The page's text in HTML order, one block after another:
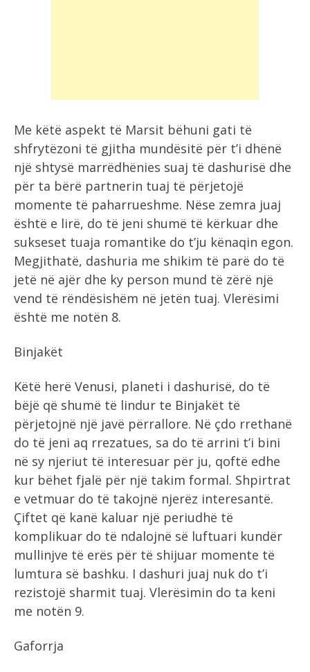
Me këtë aspekt të Marsit bëhuni gati të
shfrytëzoni të gjitha mundësitë për t’i dhënë
një shtysë marrëdhënies suaj të dashurisë dhe
për ta bërë partnerin tuaj të përjetojë
momente të paharrueshme. Nëse zemra juaj
është e lirë, do të jeni shumë të kërkuar dhe
sukseset tuaja romantike do t’ju kënaqin egon.
Megjithatë, dashuria me shikim të parë do të
jetë në ajër dhe ky person mund të zërë një
vend të rëndësishëm në jetën tuaj. Vlerësimi
është me notën 8.
Binjakët
Këtë herë Venusi, planeti i dashurisë, do të
bëjë që shumë të lindur te Binjakët të
përjetojnë një javë përrallore. Në çdo rrethanë
do të jeni aq rrezatues, sa do të arrini t’i bini
në sy njeriut të interesuar për ju, qoftë edhe
kur bëhet fjalë për një takim formal. Shpirtrat
e vetmuar do të takojnë njerëz interesantë.
Çiftet që kanë kaluar një periudhë të
komplikuar do të ndalojnë së luftuari kundër
mullinjve të erës për të shijuar momente të
lumtura së bashku. I dashuri juaj nuk do t’i
rezistojë sharmit tuaj. Vlerësimin do ta keni
me notën 9.
Gaforrja